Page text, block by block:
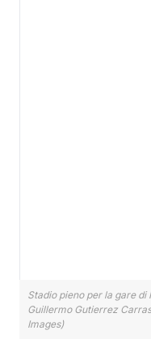
Stadio pieno per la gare di
Guillermo Gutierrez
Images)